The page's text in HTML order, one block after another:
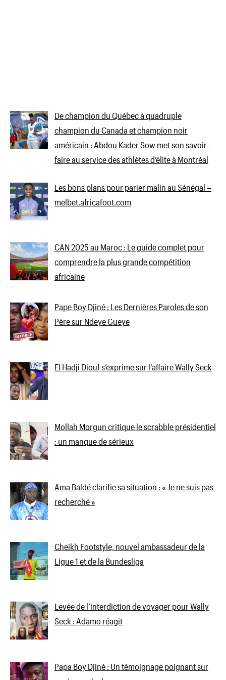
De champion du Québec à quadruple
champion du Canada et champion noir
américain : Abdou Kader Sow met son savoir-
faire au service des athlètes d’élite à Montréal
Les bons plans pour parier malin au Sénégal –
melbet.africafoot.com
CAN 2025 au Maroc : Le guide complet pour
comprendre la plus grande compétition
africaine
Pape Boy Djiné : Les Dernières Paroles de son
Père sur Ndeye Gueye
El Hadji Diouf s’exprime sur l’affaire Wally Seck
Mollah Morgun critique le scrabble présidentiel
: un manque de sérieux
Ama Baldé clarifie sa situation : « Je ne suis pas
recherché »
Cheikh Footstyle, nouvel ambassadeur de la
Ligue 1 et de la Bundesliga
Levée de l’interdiction de voyager pour Wally
Seck : Adamo réagit
Papa Boy Djiné : Un témoignage poignant sur